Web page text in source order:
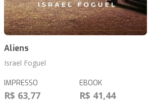
Aliens
Israel Foguel
IMPRESSO
R$ 63,77
EBOOK
R$ 41,44